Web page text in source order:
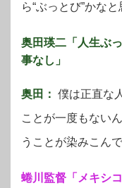
ら“ぶっとび”かな
奥田瑛二「人生ぶ
事なし」
奥田： 僕は正直な
ことが一度もない
うことが染みこん
蜷川監督「メキシ